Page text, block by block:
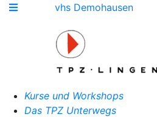
vhs Demohausen
Kurse und Workshops
Das TPZ Unterwegs